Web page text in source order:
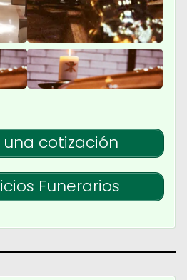
una cotización
Funerarios